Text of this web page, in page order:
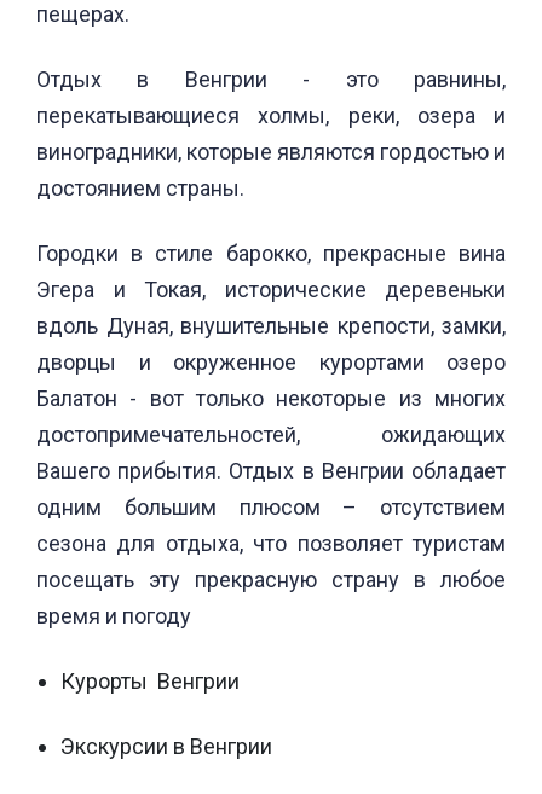
пещерах.
Отдых в Венгрии - это равнины,
перекатывающиеся холмы, реки, озера и
виноградники, которые являются гордостью и
достоянием страны.
Городки в стиле барокко, прекрасные вина
Эгера и Токая, исторические деревеньки
вдоль Дуная, внушительные крепости, замки,
дворцы и окруженное курортами озеро
Балатон - вот только некоторые из многих
достопримечательностей, ожидающих
Вашего прибытия. Отдых в Венгрии обладает
одним большим плюсом – отсутствием
сезона для отдыха, что позволяет туристам
посещать эту прекрасную страну в любое
время и погоду
Курорты Венгрии
Экскурсии в Венгрии